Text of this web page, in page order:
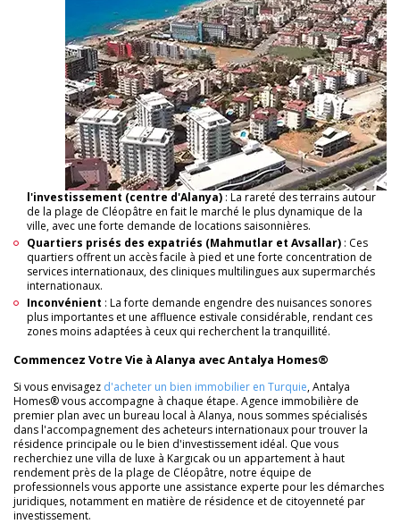
l'investissement (centre d'Alanya) : La rareté des terrains autour
de la plage de Cléopâtre en fait le marché le plus dynamique de la
ville, avec une forte demande de locations saisonnières.
Quartiers prisés des expatriés (Mahmutlar et Avsallar) : Ces
quartiers offrent un accès facile à pied et une forte concentration de
services internationaux, des cliniques multilingues aux supermarchés
internationaux.
Inconvénient : La forte demande engendre des nuisances sonores
plus importantes et une affluence estivale considérable, rendant ces
zones moins adaptées à ceux qui recherchent la tranquillité.
Commencez Votre Vie à Alanya avec Antalya Homes®
Si vous envisagez d'acheter un bien immobilier en Turquie, Antalya
Homes® vous accompagne à chaque étape. Agence immobilière de
premier plan avec un bureau local à Alanya, nous sommes spécialisés
dans l'accompagnement des acheteurs internationaux pour trouver la
résidence principale ou le bien d'investissement idéal. Que vous
recherchiez une villa de luxe à Kargıcak ou un appartement à haut
rendement près de la plage de Cléopâtre, notre équipe de
professionnels vous apporte une assistance experte pour les démarches
juridiques, notamment en matière de résidence et de citoyenneté par
investissement.